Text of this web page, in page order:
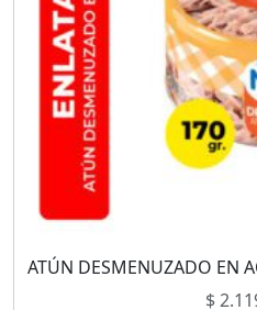
ATÚN DESMENUZADO EN
$